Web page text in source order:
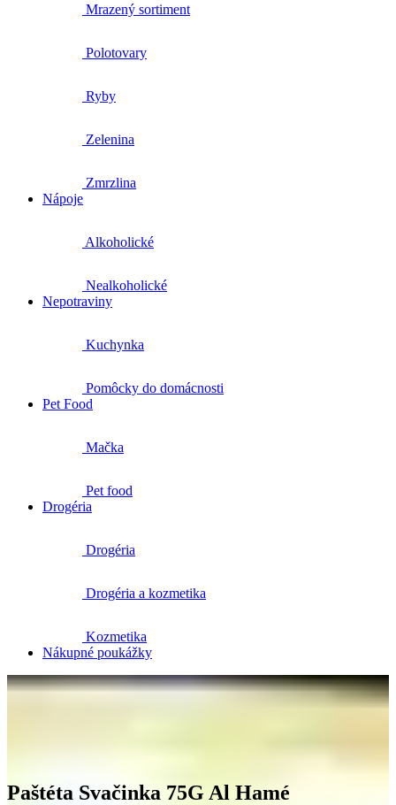
Mrazený sortiment
Polotovary
Ryby
Zelenina
Zmrzlina
Nápoje
Alkoholické
Nealkoholické
Nepotraviny
Kuchynka
Pomôcky do domácnosti
Pet Food
Mačka
Pet food
Drogéria
Drogéria
Drogéria a kozmetika
Kozmetika
Nákupné poukážky
Paštéta Svačinka 75G Al Hamé